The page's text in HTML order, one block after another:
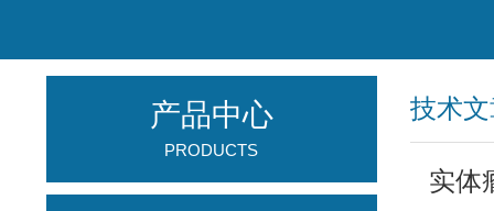
技术
实体
产品中心
PRODUCTS